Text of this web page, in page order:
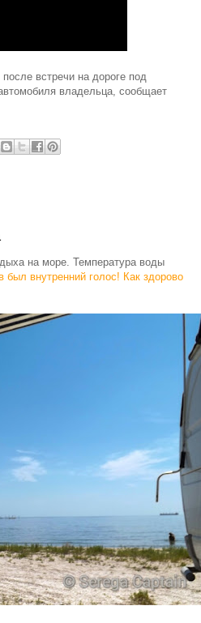
встречи на дороге под
владельца, сообщает
на море. Температура воды
был внутренний голос! Как здорово